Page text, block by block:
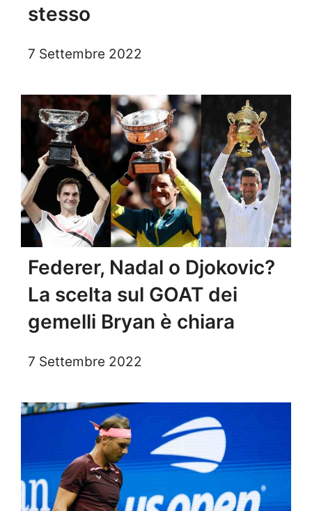
stesso
7 Settembre 2022
Federer, Nadal o Djokovic?
La scelta sul GOAT dei
gemelli Bryan è chiara
7 Settembre 2022